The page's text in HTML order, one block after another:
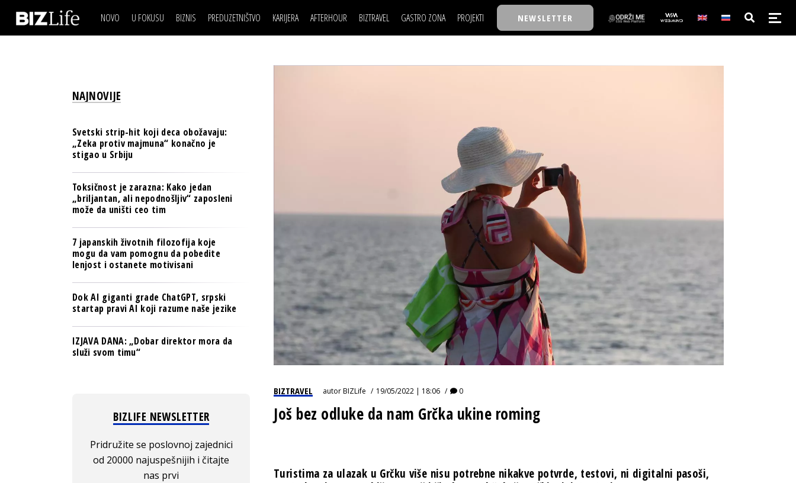
NOVO U FOKUSU BIZNIS
BANKE
TECH I AI
BIZNIS & SPORT
PULS REGIONA
NOVO NA RAFU
PREDUZETNIŠTVO KARIJERA AFTERHOUR BIZTRAVEL GASTRO ZONA PROJEKTI
BIZBENDOVI
BIZKOLEGIJUM
BMW BIZNIS LIGA
BIZLIFE WEEK
IZJAVA GODINE
NEWSLETTER
IZJAVA DANABIZNIS SCENA
BREND I KOMUNIKACIJE
OSIGURANJE
TECH I AI
PULS REGIONA
POSAO
MOJ UGAO
FILM I SCENA
AUTO SVET
NAJKOLEGA
30 ISPOD 30
BMW BIZNIS LIGA
BIZLIFE WEEK
IZJAVA GODINE
BIZTRAVEL autorBIZLife 19/05/2022 | 18:06 0
Još bez odluke da nam Grčka ukine roming
Turistima za ulazak u Grčku više nisu potrebne nikakve potvrde, testovi, ni digitalni pasoši,
NAJNOVIJE
Svetski strip-hit koji deca obožavaju:
„Zeka protiv majmuna“ konačno je
stigao u Srbiju
Toksičnost je zarazna: Kako jedan
„briljantan, ali nepodnošljiv“ zaposleni
može da uništi ceo tim
7 japanskih životnih filozofija koje
mogu da vam pomognu da pobedite
lenjost i ostanete motivisani
Dok AI giganti grade ChatGPT, srpski
startap pravi AI koji razume naše jezike
IZJAVA DANA: „Dobar direktor mora da
služi svom timu“
BIZLIFE NEWSLETTER
Pridružite se poslovnoj zajednici
od 20000 najuspešnijih i čitajte
nas prvi